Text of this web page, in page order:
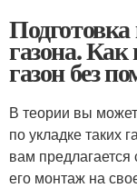
газона.
газон без
В теории вы
по укладке таких
вам предлагается
его монтаж на